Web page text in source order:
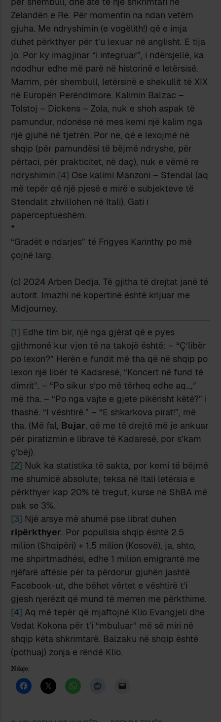
Zelandën e Re. Për momentin na ndan vetëm
gjuha. Me ndryshimin (e vogëlith!) që e imja
duhet përkthyer për t’u lexuar në anglisht. E tija
jo. Por ky imagjinar “i integruar”, i ndërsjellë, ka
ndodhur edhe më parë në historinë e letërsisë.
Marrim, për shembull, letërsinë e shekullit të XIX
në Europën Perëndimore. Kalimin Balzac –
Tolstoj – Dickens – Zola, nuk e shoh aspak të
pamundur, ndonëse në mes kemi një kalim nga
një gjuhë në tjetrën. Por ne, që e lexojmë në
shqip (për pamundësi të bëjmë ndryshe, për
përtaci, për prakticitet, në daç), nuk e vëmë re
ndryshimin.[4] Ose kalimi Manzoni – Stendal (aq
më tepër që një pjesë e mirë e subjekteve të
Stendalit zhvillohen në Itali). Gati i
paperceptueshëm.
*
“Gradët e ndarjes” të Frigyes Karinthy po më
çojnë larg.
(c) 2024 Arben Dedja. Të gjitha të drejtat janë të
autorit. Imazhi në kopertinë është krijuar me
Midjourney.
[1] Edhe tim bir, një nga gjërat që e pyes
gjithmonë kur vjen të na takojë është: – “Ç’libër
po lexon?” Herën e fundit më tha që në shqip po
lexon një libër të Kadaresë, “Koncert në fund të
dimrit”. – “Po sikur s’po më tërheq edhe aq…,”
më tha. – “Po nga vajte e gjete pikërisht këtë?” i
thashë. “I vështirë.” – “E shkarkova pirat!”, më
tha. (Më fal, Bujar, që me të drejtë më je ankuar
për piratizmin e librave të Kadaresë, por s’kam
ç’bëj).
[2] Nuk ka statistika të sakta, por kemi të bëjmë
me shumicë absolute; teksa në Itali letërsia e
përkthyer kap 20% të tregut, kurse në ShBA më
pak se 3%.
[3] Një arsye më shumë pse librat duhen
ripërkthyer. Por popullsia shqip është 2.5
milion (Shqipëri) + 1.5 milion (Kosovë), ja, shto,
me shpirtmadhësi, edhe 1 milion emigrantë me
njëfarë aftësie për ta përdorur gjuhën jashtë
Facebook-ut, dhe bëhet vërtet e vështirë t’i
gjesh njerëzit që mund të merren me përkthime.
[4] Aq më tepër që mjaftojnë Klio Evangjeli dhe
Vedat Kokona për t’i “mbuluar” më së miri në
shqip këta shkrimtarë. Balzaku në shqip është
(pothuaj) zonja e rëndë Klio.
Ndaje: